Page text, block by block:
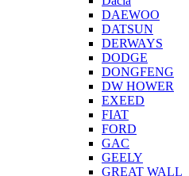
DAEWOO
DATSUN
DERWAYS
DODGE
DONGFENG
DW HOWER
EXEED
FIAT
FORD
GAC
GEELY
GREAT WALL